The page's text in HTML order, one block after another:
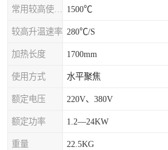
1500℃
较高升温速率 280℃/S
加热长度 1700mm
使用方式 水平聚焦
额定电压 220V、380V
额定功率 1.2—24KW
重量 22.5KG